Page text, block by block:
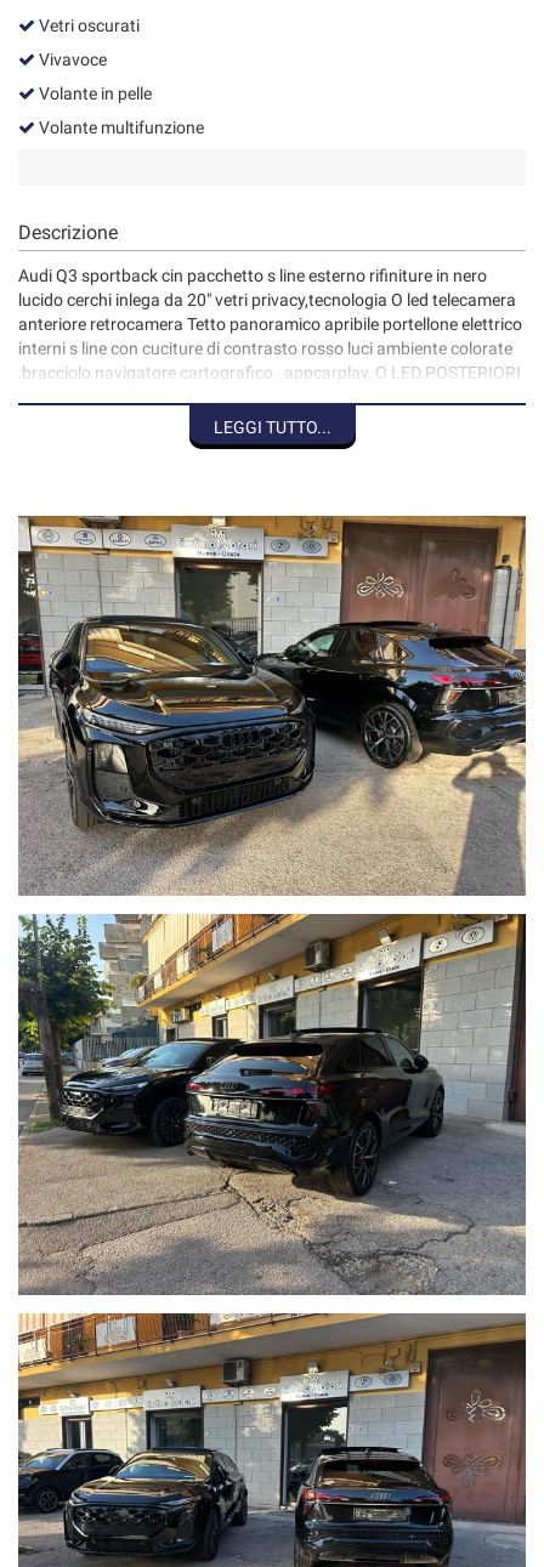
Vetri oscurati
Vivavoce
Volante in pelle
Volante multifunzione
Descrizione
Audi Q3 sportback cin pacchetto s line esterno rifiniture in nero
lucido cerchi inlega da 20" vetri privacy,tecnologia O led telecamera
anteriore retrocamera Tetto panoramico apribile portellone elettrico
interni s line con cuciture di contrasto rosso luci ambiente colorate
,bracciolo,navigatore cartografico , appcarplay, O LED POSTERIORI
Per info 3315041470 Alessandro
LEGGI TUTTO...